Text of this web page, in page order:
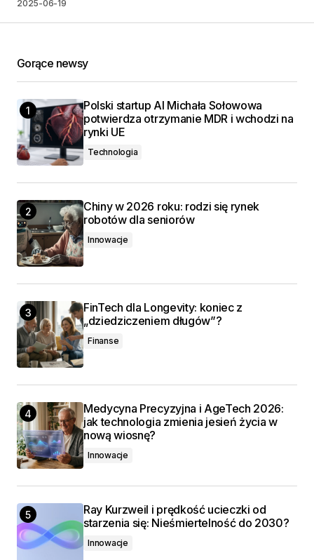
2025-06-19
Gorące newsy
Polski startup AI Michała Sołowowa
potwierdza otrzymanie MDR i wchodzi na
rynki UE
Technologia
Chiny w 2026 roku: rodzi się rynek
robotów dla seniorów
Innowacje
FinTech dla Longevity: koniec z
„dziedziczeniem długów”?
Finanse
Medycyna Precyzyjna i AgeTech 2026:
jak technologia zmienia jesień życia w
nową wiosnę?
Innowacje
Ray Kurzweil i prędkość ucieczki od
starzenia się: Nieśmiertelność do 2030?
Innowacje